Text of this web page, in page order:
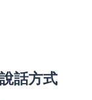
話方式